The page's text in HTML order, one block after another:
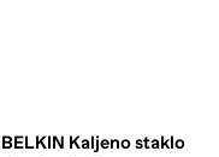
BELKIN Kaljeno staklo